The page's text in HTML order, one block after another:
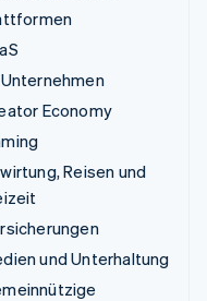
Economy
Reisen und
und Unterhaltung